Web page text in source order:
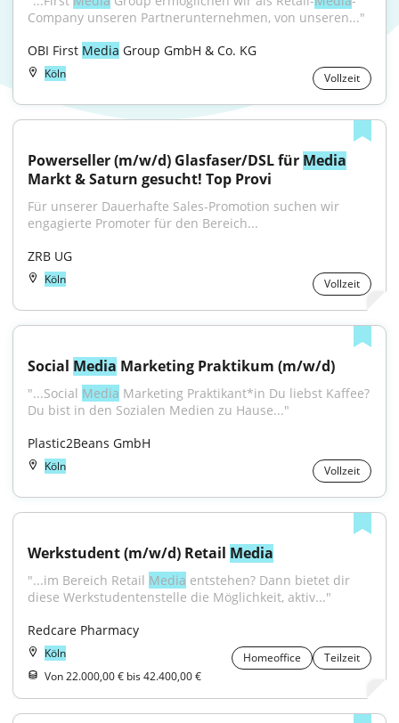
Company unseren Partnerunternehmen, von unseren..."
OBI First Media Group GmbH & Co. KG
Köln Vollzeit
Powerseller (m/w/d) Glasfaser/DSL für Media
Markt & Saturn gesucht! Top Provi
Für unserer Dauerhafte Sales-Promotion suchen wir
engagierte Promoter für den Bereich...
ZRB UG
Köln Vollzeit
Social Media Marketing Praktikum (m/w/d)
"...Social Media Marketing Praktikant*in Du liebst Kaffee?
Du bist in den Sozialen Medien zu Hause..."
Plastic2Beans GmbH
Köln Vollzeit
Werkstudent (m/w/d) Retail Media
"...im Bereich Retail Media entstehen? Dann bietet dir
diese Werkstudentenstelle die Möglichkeit, aktiv..."
Redcare Pharmacy
Köln Homeoffice
Teilzeit
Von 22.000,00 € bis 42.400,00 €